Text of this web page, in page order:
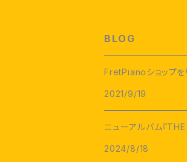
BLOG
FretPianoショップを
2021/9/19
ニューアルバム『
2024/8/18